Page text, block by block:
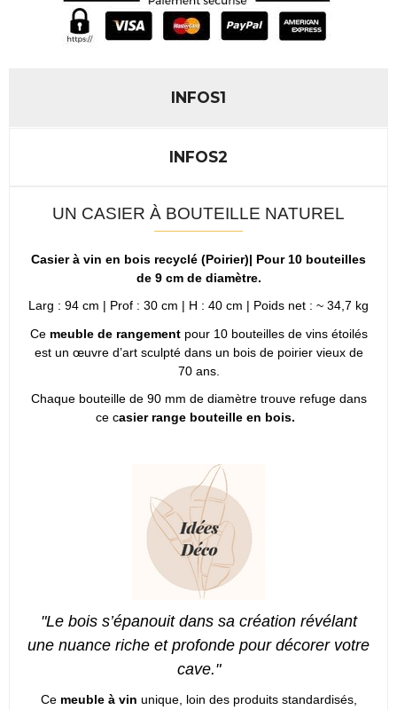
INFOS1
INFOS2
UN CASIER À BOUTEILLE NATUREL
Casier à vin en bois recyclé (Poirier)| Pour 10 bouteilles
de 9 cm de diamètre.
Larg : 94 cm | Prof : 30 cm | H : 40 cm | Poids net : ~ 34,7 kg
Ce meuble de rangement pour 10 bouteilles de vins étoilés
est un œuvre d’art sculpté dans un bois de poirier vieux de
70 ans.
Chaque bouteille de 90 mm de diamètre trouve refuge dans
ce casier range bouteille en bois.
"Le bois s’épanouit dans sa création révélant
une nuance riche et profonde pour décorer votre
cave."
Ce meuble à vin unique, loin des produits standardisés,